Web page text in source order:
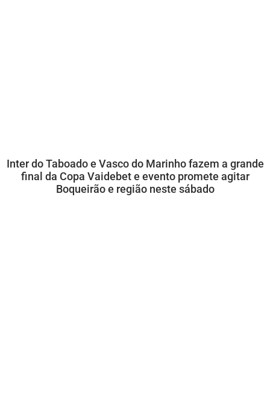
Inter do Taboado e Vasco do Marinho fazem a grande
final da Copa Vaidebet e evento promete agitar
Boqueirão e região neste sábado